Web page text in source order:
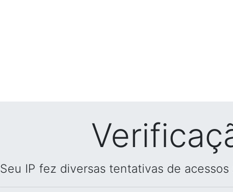
Seu IP fez diversas tentativas de